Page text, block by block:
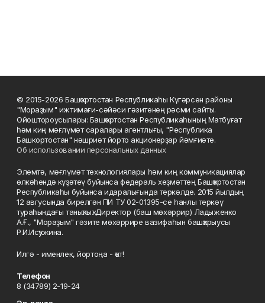
© 2015-2026 Башҡортостан Республикаһы Күгәрсен районы
"Мораҙым" ижтимағи-сәйәси гәзитенең рәсми сайты.
Ойоштороусылары: Башҡортостан Республикаһының Матбуғат
һәм киң мәғлүмәт саралары агентлығы, "Республика
Башкортостан" нәшриәт йорто акционерҙар йәмғиәте.
Об использовании персональных данных
Элемтә, мәғлүмәт технологиялары һәм киң коммуникациялар
өлкәһендә күҙәтеү буйынса федераль хеҙмәттең Башҡортостан
Республикаһы буйынса идаралығында теркәлде. 2015 йылдың
12 авгусында бирелгән ПИ ТУ 02-01395-се һанлы теркәү
тураһындағы таныҡлыҡ. Директор (баш мөхәррир) Ладыженко
А.Ғ., "Мораҙым" гәзите мөхәррире вазифаһын башҡарыусы
Р.И.Исҡужина.
Илгә - именлек, йортоңа - ҡот!
Телефон
8 (34789) 2-19-24